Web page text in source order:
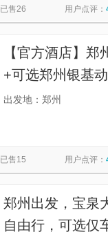
已售26 用户点评：
【官方酒店】
+可选郑州银基
温泉/郑州银基
出发地：郑州
已售15 用户点评：
郑州出发，宝泉
自由行，可选仅